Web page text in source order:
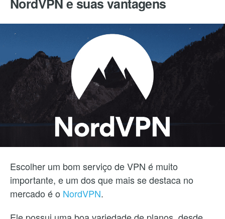
Escolher um bom serviço de VPN é muito
importante, e um dos que mais se destaca no
mercado é o NordVPN.